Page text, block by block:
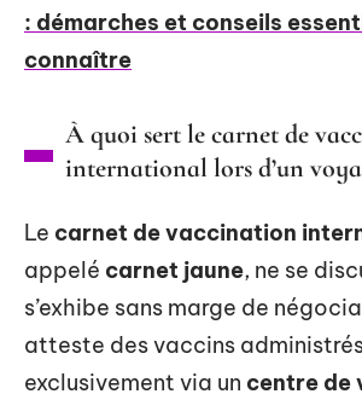
: démarches et conseils
connaître
À quoi sert le carnet de
international lors d’un
Le carnet de vaccination
appelé carnet jaune, ne se
s’exhibe sans marge de
atteste des vaccins
exclusivement via un centre de